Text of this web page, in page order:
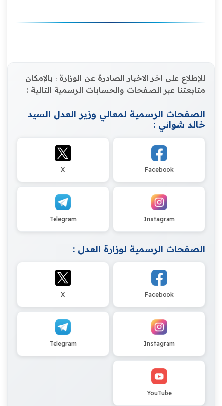
للإطلاع على اخر الاخبار الصادرة عن الوزارة ، بالإمكان
متابعتنا عبر الصفحات والحسابات الرسمية التالية :
الصفحات الرسمية لمعالي وزير العدل السيد
خالد شواني :
Facebook
X
Instagram
Telegram
الصفحات الرسمية لوزارة العدل :
Facebook
X
Instagram
Telegram
YouTube